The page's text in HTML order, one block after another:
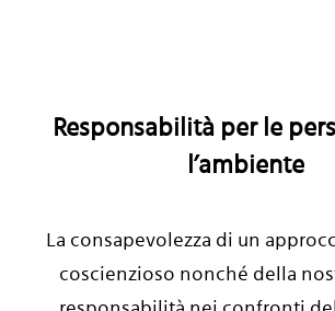
Responsabilità per le
l’ambiente
La consapevolezza di un
coscienzioso nonché della